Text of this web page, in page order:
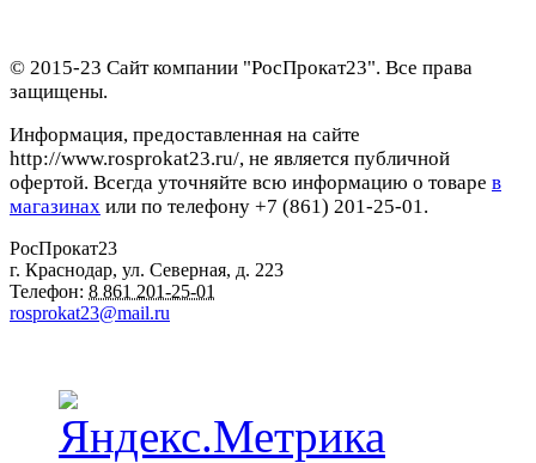
© 2015-23 Сайт компании "РосПрокат23". Все права
защищены.
Информация, предоставленная на сайте
http://www.rosprokat23.ru/, не является публичной
офертой. Всегда уточняйте всю информацию о товаре в
магазинах или по телефону +7 (861) 201-25-01.
РосПрокат23
г. Краснодар, ул. Северная, д. 223
Телефон: 8 861 201-25-01
rosprokat23@mail.ru